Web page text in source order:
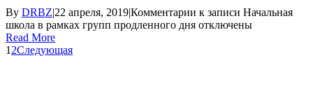
By DRBZ|22 апреля, 2019|Комментарии к записи Начальная
школа в рамках групп продленного дня отключены
Read More
1 2Следующая